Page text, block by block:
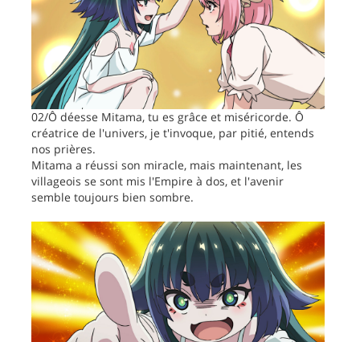
02/Ô déesse Mitama, tu es grâce et miséricorde. Ô
créatrice de l'univers, je t'invoque, par pitié, entends
nos prières.
Mitama a réussi son miracle, mais maintenant, les
villageois se sont mis l'Empire à dos, et l'avenir
semble toujours bien sombre.